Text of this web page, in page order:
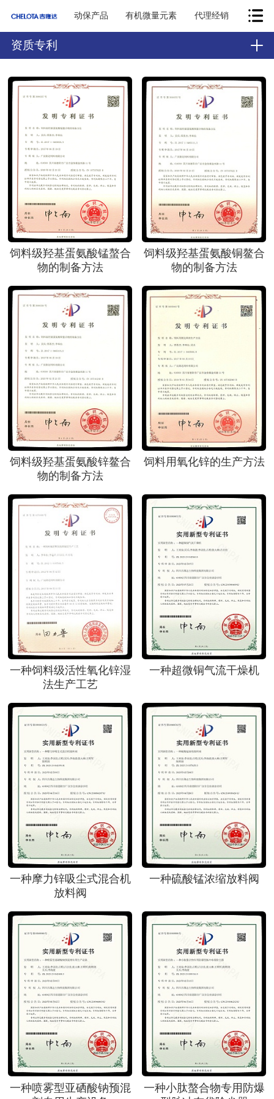
动保产品 有机微量元素 代理经销
资质专利
饲料级羟基蛋氨酸锰螯合
物的制备方法
饲料级羟基蛋氨酸铜鳌合
物的制备方法
饲料级羟基蛋氨酸锌鳌合
物的制备方法
饲料用氧化锌的生产方法
一种饲料级活性氧化锌湿
法生产工艺
一种超微铜气流干燥机
一种摩力锌吸尘式混合机
放料阀
一种硫酸锰浓缩放料阀
一种喷雾型亚硒酸钠预混
一种小肽螯合物专用防爆